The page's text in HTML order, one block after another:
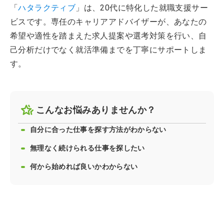
「ハタラクティブ 」は、20代に特化した就職支援サー
ビスです。専任のキャリアアドバイザーが、あなたの
希望や適性を踏まえた求人提案や選考対策を行い、自
己分析だけでなく就活準備までを丁寧にサポートしま
す。
こんなお悩みありませんか？
自分に合った仕事を探す方法がわからない
無理なく続けられる仕事を探したい
何から始めれば良いかわからない